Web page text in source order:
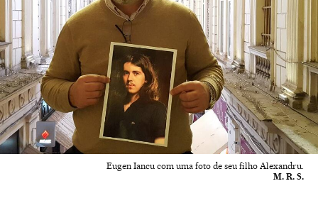
Eugen Iancu com uma foto de seu filho Alexandru.
M. R. S.